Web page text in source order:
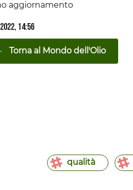
aggiornamento
14:56
Torna al Mondo dell'Olio
qualità